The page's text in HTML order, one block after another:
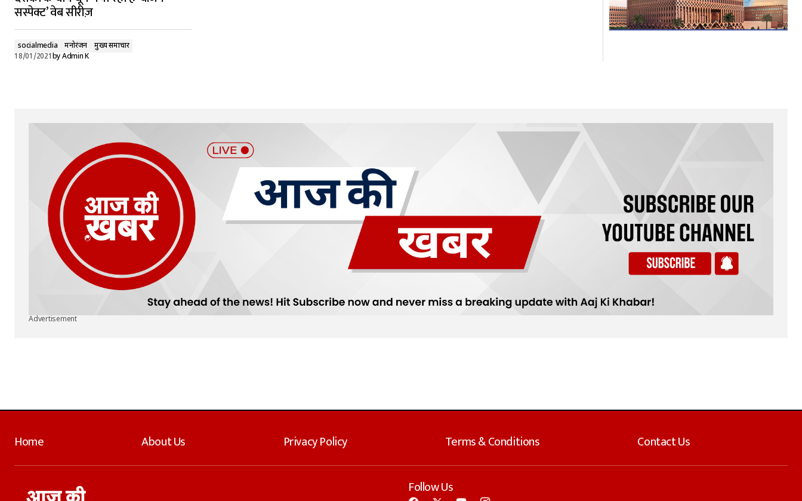
सस्पेक्ट’ वेब सीरीज़
socialmedia मनोरंजन
मुख्य समाचार
18/01/2021byAdmin K
Advertisement
Home About Us Privacy Policy Terms & Conditions Contact Us
Follow Us